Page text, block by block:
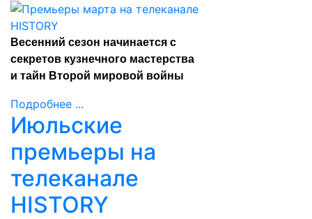
Весенний сезон начинается с
секретов кузнечного мастерства
и тайн Второй мировой войны
Подробнее ...
Июльские
премьеры на
телеканале
HISTORY